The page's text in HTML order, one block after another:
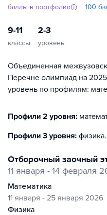
баллы в портфолио 100
9-11
классы
2-3
уровень
Объединенная
Перечне олимпиад на
уровень по профилям:
Профили 2 уровня:
Профили 3 уровня: физика.
отборочный заочный
11 января - 14 февраля
математика
11 января - 25 января 2026
физика